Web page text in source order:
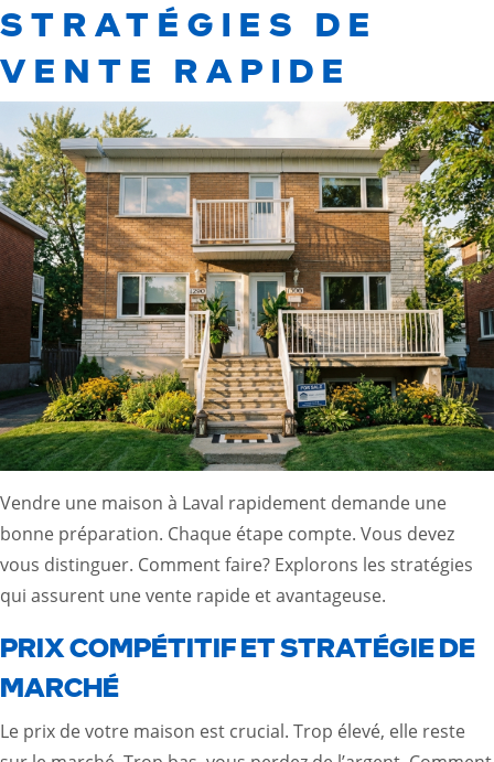
STRATÉGIES DE
VENTE RAPIDE
Vendre une maison à Laval rapidement demande une
bonne préparation. Chaque étape compte. Vous devez
vous distinguer. Comment faire? Explorons les stratégies
qui assurent une vente rapide et avantageuse.
PRIX COMPÉTITIF ET STRATÉGIE DE
MARCHÉ
Le prix de votre maison est crucial. Trop élevé, elle reste